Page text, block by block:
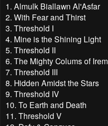
1. Almulk Biallawn Al'Asfar
2. With Fear and Thirst
3. Threshold I
4. Mine is the Shining Light
5. Threshold II
6. The Mighty Colums of Irem
7. Threshold III
8. Hidden Amidst the Stars
9. Threshold IV
10. To Earth and Death
11. Threshold V